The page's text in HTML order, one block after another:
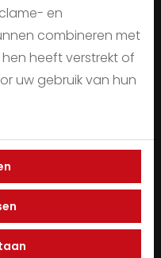
en verwarmbaar
stop&go en stuurhulp
en
combineren met
heeft verstrekt of
uw gebruik van hun